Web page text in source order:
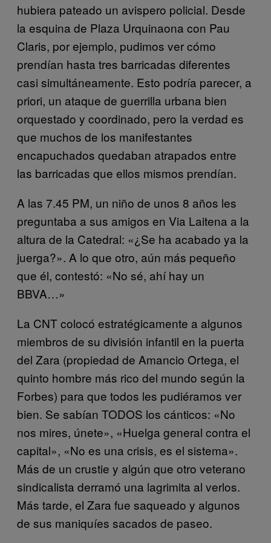
hubiera pateado un avispero policial. Desde
la esquina de Plaza Urquinaona con Pau
Claris, por ejemplo, pudimos ver cómo
prendían hasta tres barricadas diferentes
casi simultáneamente. Esto podría parecer, a
priori, un ataque de guerrilla urbana bien
orquestado y coordinado, pero la verdad es
que muchos de los manifestantes
encapuchados quedaban atrapados entre
las barricadas que ellos mismos prendían.
A las 7.45 PM, un niño de unos 8 años les
preguntaba a sus amigos en Via Laitena a la
altura de la Catedral: «¿Se ha acabado ya la
juerga?». A lo que otro, aún más pequeño
que él, contestó: «No sé, ahí hay un
BBVA…»
La CNT colocó estratégicamente a algunos
miembros de su división infantil en la puerta
del Zara (propiedad de Amancio Ortega, el
quinto hombre más rico del mundo según la
Forbes) para que todos les pudiéramos ver
bien. Se sabían TODOS los cánticos: «No
nos mires, únete», «Huelga general contra el
capital», «No es una crisis, es el sistema».
Más de un crustie y algún que otro veterano
sindicalista derramó una lagrimita al verlos.
Más tarde, el Zara fue saqueado y algunos
de sus maniquíes sacados de paseo.